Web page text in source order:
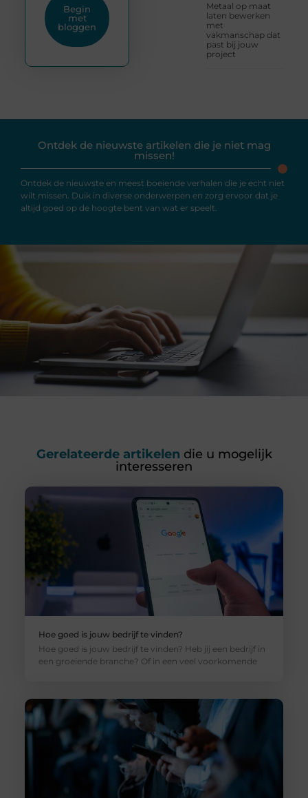
Metaal op maat
laten bewerken
met
vakmanschap dat
past bij jouw
project
Begin
met
bloggen
Ontdek de nieuwste artikelen die je niet mag
missen!
Ontdek de nieuwste en meest boeiende verhalen die je echt niet
wilt missen. Duik in diverse onderwerpen en zorg ervoor dat je
altijd goed op de hoogte bent van wat er speelt.
Gerelateerde artikelen die u mogelijk
interesseren
Hoe goed is jouw bedrijf te vinden?
Hoe goed is jouw bedrijf te vinden? Heb jij een bedrijf in
een groeiende branche? Of in een veel voorkomende